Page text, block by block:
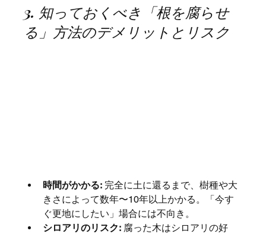
3. 知っておくべき「根を腐らせ
る」方法のデメリットとリスク
時間がかかる: 完全に土に還るまで、樹種や大
きさによって数年〜10年以上かかる。「今す
ぐ更地にしたい」場合には不向き。
シロアリのリスク: 腐った木はシロアリの好